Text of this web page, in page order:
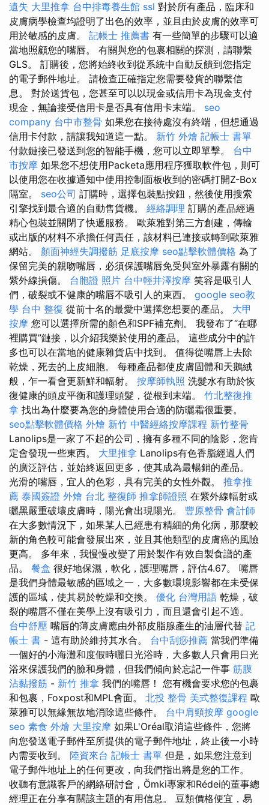
遺失 大里推拿 台中排毒養生館 ssl 對於所有產品，臨床和
皮膚病學檢查均證明了出色的效率，並且由於皮膚的效率可
用於敏感的皮膚。 記帳士 推薦書 有一些簡單的步驟可以適
當地照顧您的嘴唇。 有關與您的包裹相關的探測，請聯繫
GLS。 訂購後，您將始終收到從系統中自動反饋到您指定
的電子郵件地址。 請檢查正確指定您需要發貨的聯繫信
息。 對於送貨包，您甚至可以以現金或信用卡為現金支付
現金，無論接受信用卡是否具有信用卡末端。 seo
company 台中市整骨 如果您在接待處沒有終端，但想通過
信用卡付款，請讓我知道這一點。 新竹 外燴 記帳士 書單
付款鏈接已發送到您的智能手機，您可以立即單擊。 台中
市按摩 如果您不想使用Packeta應用程序獲取軟件包，則可
以使用您在收據通知中使用控制面板收到的密碼打開Z-Box
隔室。 seo公司 訂購時，選擇包裝點按鈕，然後使用搜索
引擎找到最合適的自動售貨機。 經絡調理 訂購的產品經過
精心包裝並關閉了快遞服務。 歐萊雅對第三方創建，傳輸
或出版的材料不承擔任何責任，該材料已連接或轉到歐萊雅
網站。 顏面神經失調撥筋 足底按摩 seo點擊軟體價格 為了
保留完美的親吻嘴唇，必須保護嘴唇免受與室外暴露有關的
紫外線損傷。 台胞證 照片 台中輕井澤按摩 笑容是吸引人
們，破裂或不健康的嘴唇不吸引人的東西。 google seo教
學 台中 整復 從前十名的最愛中選擇您想要的產品。 大甲
按摩 您可以選擇所需的顏色和SPF補充劑。 我發布了“在哪
裡購買”鏈接，以介紹我​​樂於使用的產品。 這些成分中的許
多也可以在當地的健康雜貨店中找到。 值得從嘴唇上去除
乾燥，死去的上皮細胞。 每種產品都使皮膚固體和天鵝絨
般，乍一看會更新鮮和輻射。 按摩師執照 洗髮水有助於恢
復健康的頭皮平衡和護理頭髮，從根到末端。 竹北整復推
拿 找出為什麼要為您的身體使用合適的防曬霜很重要。
seo點擊軟體價格 外燴 新竹 中醫經絡按摩課程 新竹整骨
Lanol​​ips是一家了不起的公司，擁有多種不同的陰影，您肯
定會發現一些東西。 大里推拿 Lanol​​ips有色香脂經過人們
的廣泛評估，並始終返回更多，使其成為最暢銷的產品。
光滑的嘴唇，宜人的色彩，具有完美的女性外觀。 推拿推
薦 泰國簽證 外燴 台北 整復師 推拿師證照 在紫外線輻射或
曬黑嚴重破壞皮膚時，陽光會出現陽光。 豐原整骨 會計師
在大多數情況下，如果某人已經患有精細的角化病，那麼較
新的角色較可能會發展出來，並且其他類型的皮膚癌的風險
更高。 多年來，我慢慢改變了用於製作有效自製食譜的產
品。 餐盒 很好地保濕，軟化，護理嘴唇，評估4.67。 嘴唇
是我們身體最敏感的區域之一，大多數環境影響都在未受保
護的區域，使其易於乾燥和交換。 優化 台灣用語 乾燥，破
裂的嘴唇不僅在美學上沒有吸引力，而且還會引起不適。
台中舒壓 嘴唇的薄皮膚應由外部皮脂腺產生的油層代替 記
帳士 書 - 這有助於維持其水合。 台中刮痧推薦 當我們準備
一個好的小海灘和度假時曬日光浴時，大多數人只會用日光
浴來保護我們的臉和身體，但我們傾向於忘記一件事 筋膜
沾黏撥筋 - 新竹 推拿 我們的嘴唇！ 您有機會要求您的包裹
和包裹，Foxpost和MPL會面。 北投 整骨 美式整復課程 歐
萊雅可以無緣無故地消除這些條件。 台中肩頸按摩 google
seo 素食 外燴 大里按摩 如果L'Oréal取消這些條件，您將
向您發送電子郵件至所提供的電子郵件地址，終止後一小時
內需要收到。 陸資來台 記帳士 書單 但是，如果您注意到
電子郵件地址上的任何更改，向我們指出將是您的工作。
收聽有意識客戶的網絡研討會，Ömki專家和Rédei的董事總
經理正在分享有關該主題的有用信息。 豆類價格便宜，易